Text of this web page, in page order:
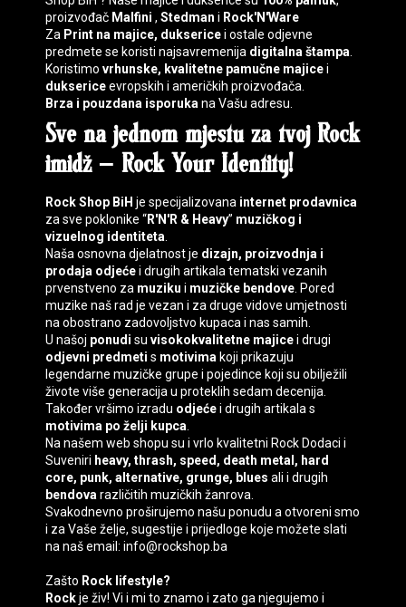
proizvođač Malfini , Stedman i Rock'N'Ware
Za Print na majice, duksericei ostale odjevne
predmete se koristi najsavremenija digitalna štampa
Koristimo vrhunske, kvalitetne pamučne majicei
duksericeevropskih i američkih proizvođača.
Brza i pouzdana isporuka na Vašu adresu.
Sve na jednom mjestu za tvoj Rock
imidž– Rock Your Identity!
Rock Shop BiH je specijalizovana internet prodavnica
za sve poklonike “R'N'R & Heavy” muzičkog i
vizuelnog identiteta
Naša osnovna djelatnost je dizajn, proizvodnja i
prodaja odjećei drugih artikala tematski vezanih
prvenstveno za muziku i muzičke bendove . Pored
muzike naš rad je vezan i za druge vidove umjetnosti
na obostrano zadovoljstvo kupaca i nas samih.
U našoj ponudi su visokokvalitetne majicei drugi
odjevni predmeti s motivima koji prikazuju
legendarne muzičke grupe i pojedince koji su obilježili
živote više generacija u proteklih sedam decenija.
Također vršimo izradu odjećei drugih artikala s
motivima po želji kupca
Na našem web shopu su i vrlo kvalitetni Rock Dodaci i
Suveniri heavy, thrash, speed, death metal, hard
core, punk, alternative, grunge, blues ali i drugih
bendova različitih muzičkih žanrova.
Svakodnevno proširujemo našu ponudu a otvoreni smo
i za Vaše želje, sugestije i prijedloge koje možete slati
na naš email: info@rockshop.ba
Zašto Rock lifestyle?
Rockje živ! Vi i mi to znamo i zato ga njegujemo i